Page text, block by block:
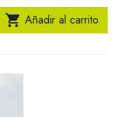
 Añadir al carrito